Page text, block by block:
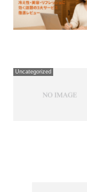
Uncategorized